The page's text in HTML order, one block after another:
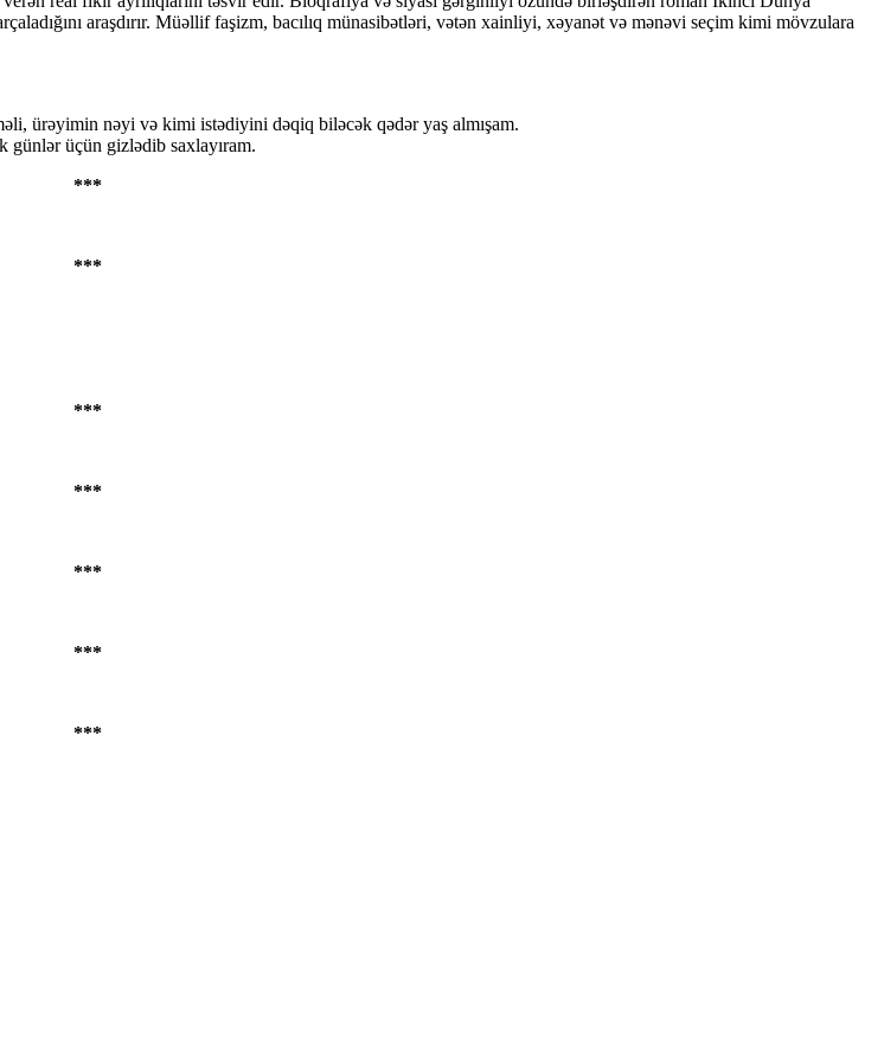
araşdırır. Müəllif faşizm, bacılıq münasibətləri, vətən xainliyi, xəyanət və mənəvi seçim kimi mövzulara
ürəyimin nəyi və kimi istədiyini dəqiq biləcək qədər yaş almışam.
üçün gizlədib saxlayıram.
***
***
***
***
***
***
***